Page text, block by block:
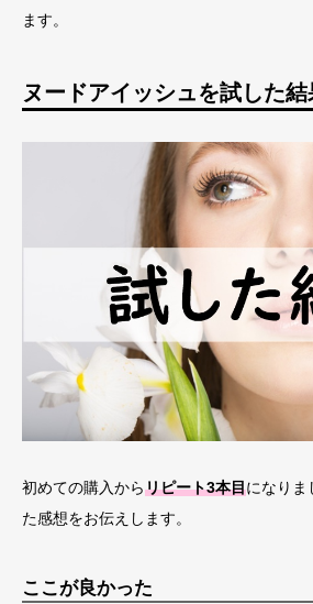
ます。
ヌードアイッシュを試した結
初めての購入からリピート3本目になりま
た感想をお伝えします。
ここが良かった